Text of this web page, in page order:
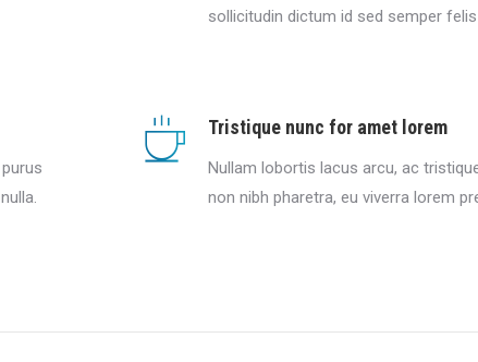
sollicitudin dictum id sed semper
Tristique nunc for amet lorem
Nullam lobortis lacus arcu, ac
non nibh pharetra, eu viverra lorem